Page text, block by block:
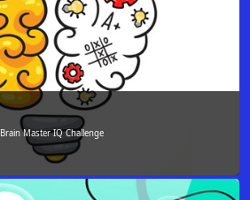
Brain Master IQ Challenge